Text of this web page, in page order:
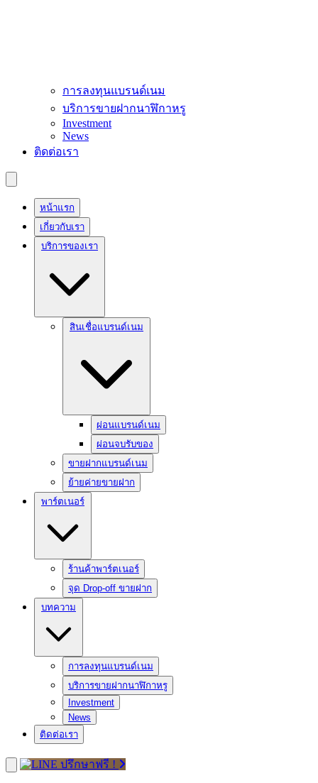
การลงทุนแบรนด์เนม
บริการขายฝากนาฬิกาหรู
Investment
News
ติดต่อเรา
หน้าแรก
เกี่ยวกับเรา
บริการของเรา
สินเชื่อแบรนด์เนม
ผ่อนแบรนด์เนม
ผ่อนจบรับของ
ขายฝากแบรนด์เนม
ย้ายค่ายขายฝาก
พาร์ตเนอร์
ร้านค้าพาร์ตเนอร์
จุด Drop-off ขายฝาก
บทความ
การลงทุนแบรนด์เนม
บริการขายฝากนาฬิกาหรู
Investment
News
ติดต่อเรา
ปรึกษาฟรี !